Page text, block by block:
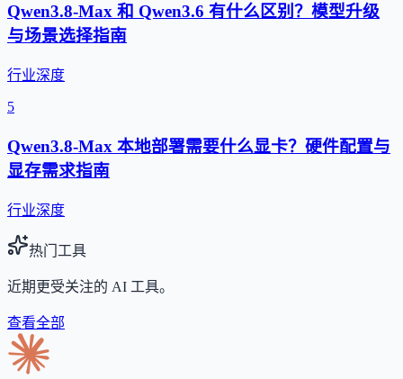
Qwen3.8-Max 和 Qwen3.6 有什么区别？模型升级
与场景选择指南
行业深度
5
Qwen3.8-Max 本地部署需要什么显卡？硬件配置与
显存需求指南
行业深度
热门工具
近期更受关注的 AI 工具。
查看全部